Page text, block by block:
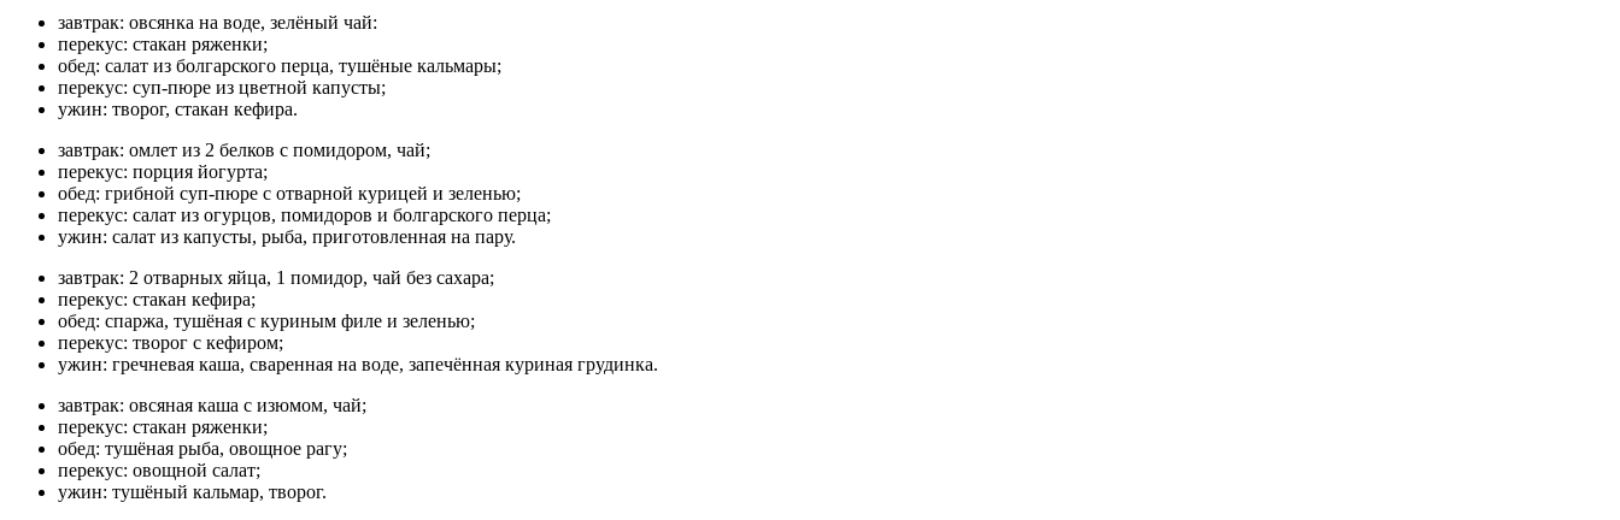
завтрак: овсянка на воде, зелёный чай:
перекус: стакан ряженки;
обед: салат из болгарского перца, тушёные кальмары;
перекус: суп-пюре из цветной капусты;
ужин: творог, стакан кефира.
завтрак: омлет из 2 белков с помидором, чай;
перекус: порция йогурта;
обед: грибной суп-пюре с отварной курицей и зеленью;
перекус: салат из огурцов, помидоров и болгарского перца;
ужин: салат из капусты, рыба, приготовленная на пару.
завтрак: 2 отварных яйца, 1 помидор, чай без сахара;
перекус: стакан кефира;
обед: спаржа, тушёная с куриным филе и зеленью;
перекус: творог с кефиром;
ужин: гречневая каша, сваренная на воде, запечённая куриная грудинка.
завтрак: овсяная каша с изюмом, чай;
перекус: стакан ряженки;
обед: тушёная рыба, овощное рагу;
перекус: овощной салат;
ужин: тушёный кальмар, творог.